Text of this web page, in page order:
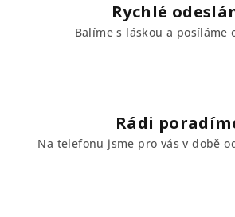
Rychlé
Balíme s láskou a posíláme
Rádi
Na telefonu jsme pro vás v době